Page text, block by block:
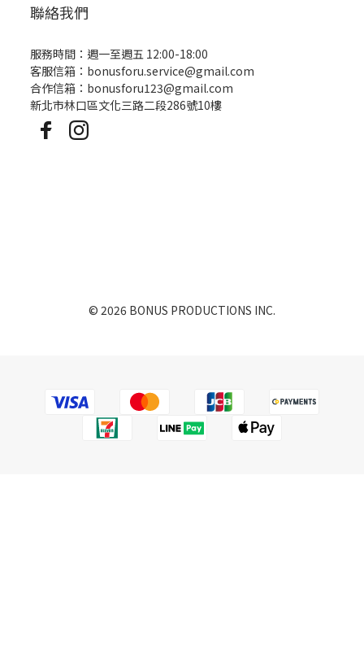
聯絡我們
服務時間：週一至週五 12:00-18:00
客服信箱：bonusforu.service@gmail.com
合作信箱：bonusforu123@gmail.com
新北市林口區文化三路二段286號10樓
© 2026 BONUS PRODUCTIONS INC.